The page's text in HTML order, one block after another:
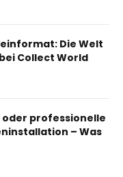
Die Welt
Collect World
professionelle
– Was